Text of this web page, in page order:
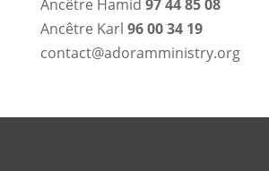
Ancêtre Hamid 97 44 85 08
Ancêtre Karl 96 00 34 19
contact@adoramministry.org